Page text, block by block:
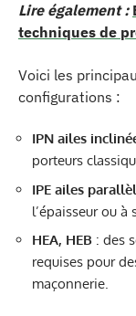
Lire également :
techniques de
Voici les
configurations :
IPN ailes
porteurs
IPE ailes
l’épaisseur ou à
HEA, HEB : des
requises pour
maçonnerie.